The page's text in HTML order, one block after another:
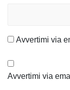
Avvertimi via
Avvertimi via